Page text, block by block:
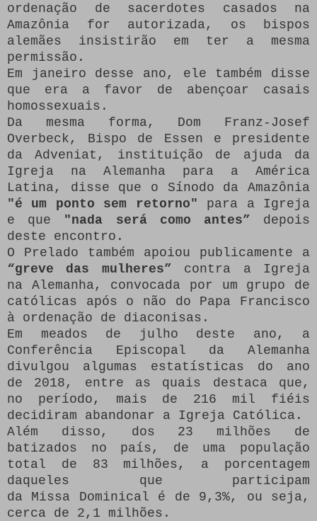
ordenação de sacerdotes casados ​​na
Amazônia for autorizada, os bispos
alemães insistirão em ter a mesma
permissão.
Em janeiro desse ano, ele também disse
que era a favor de abençoar casais
homossexuais.
Da mesma forma, Dom Franz-Josef
Overbeck, Bispo de Essen e presidente
da Adveniat, instituição de ajuda da
Igreja na Alemanha para a América
Latina, disse que o Sínodo da Amazônia
"é um ponto sem retorno" para a Igreja
e que "nada será como antes” depois
deste encontro.
O Prelado também apoiou publicamente a
“greve das mulheres” contra a Igreja
na Alemanha, convocada por um grupo de
católicas após o não do Papa Francisco
à ordenação de diaconisas.
Em meados de julho deste ano, a
Conferência Episcopal da Alemanha
divulgou algumas estatísticas do ano
de 2018, entre as quais destaca que,
no período, mais de 216 mil fiéis
decidiram abandonar a Igreja Católica.
Além disso, dos 23 milhões de
batizados no país, de uma população
total de 83 milhões, a porcentagem
daqueles que participam
da Missa Dominical é de 9,3%, ou seja,
cerca de 2,1 milhões.